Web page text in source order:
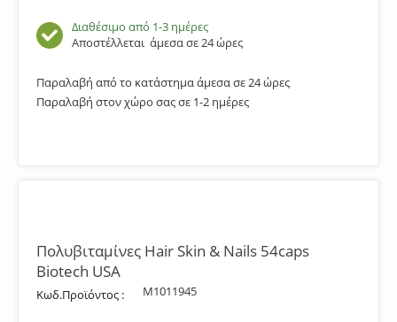
Διαθέσιμο από 1-3 ημέρες
Αποστέλλεται άμεσα σε 24 ώρες
Παραλαβή από το κατάστημα άμεσα σε 24 ώρες
Παραλαβή στον χώρο σας σε 1-2 ημέρες
Πολυβιταμίνες Hair Skin & Nails 54caps
Biotech USA
Κωδ.Προϊόντος : M1011945